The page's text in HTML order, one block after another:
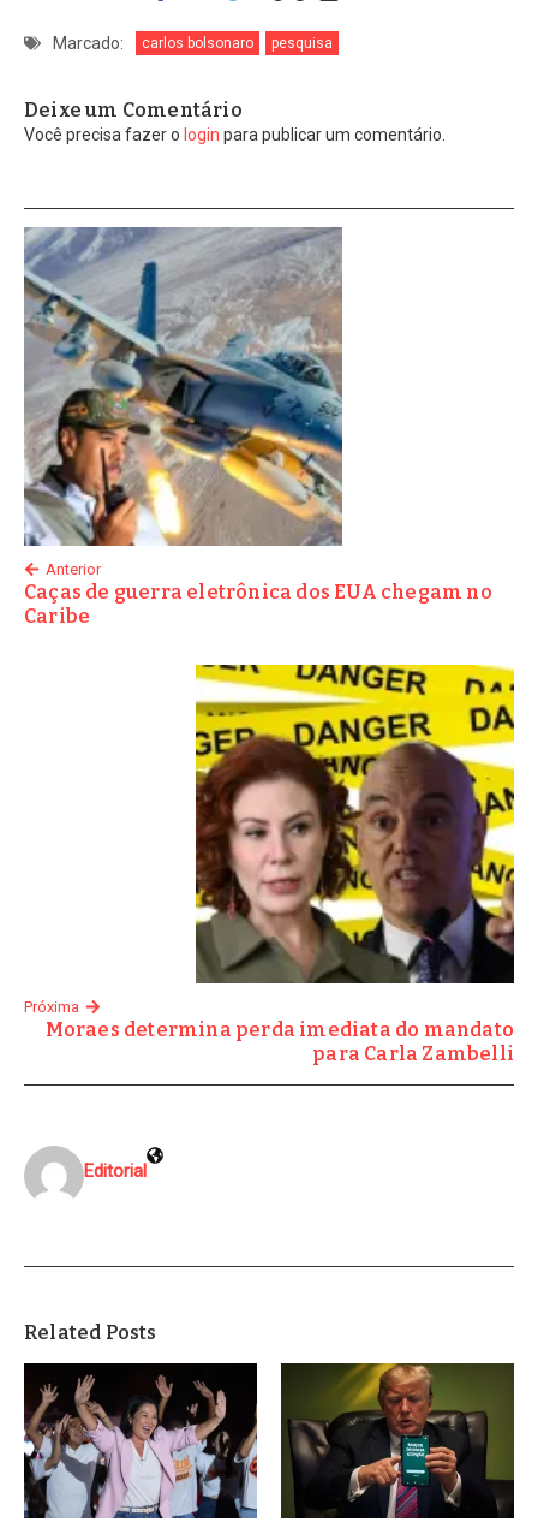
Marcado: carlos bolsonaro pesquisa
Deixe um Comentário
Você precisa fazer o login para publicar um comentário.
Anterior
Caças de guerra eletrônica dos EUA chegam no
Caribe
Próxima
Moraes determina perda imediata do mandato
para Carla Zambelli
Editorial
Related Posts